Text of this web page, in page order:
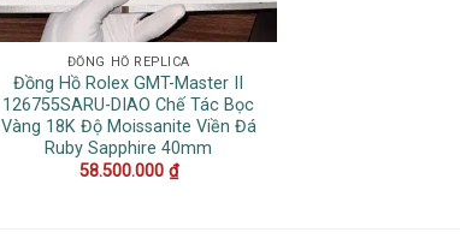
ĐỒNG HỒ REPLICA
Đồng Hồ Rolex GMT-Master II
126755SARU-DIAO Chế Tác Bọc
Vàng 18K Độ Moissanite Viền Đá
Ruby Sapphire 40mm
58.500.000 ₫